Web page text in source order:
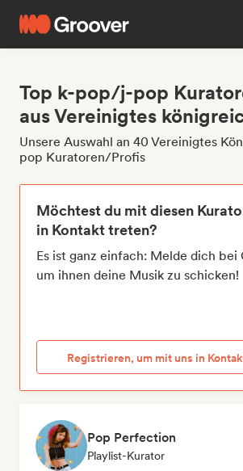
Top k-pop/j-pop
aus Vereinigtes
Unsere Auswahl an 40 Vereinigtes
pop Kuratoren/Profis
Möchtest du mit diesen
in Kontakt treten?
Es ist ganz einfach: Melde dich bei
um ihnen deine Musik zu schicken!
Registrieren, um mit uns in
Pop Perfection
Playlist-Kurator